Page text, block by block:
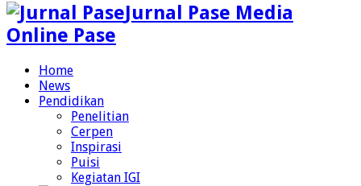
Jurnal Pase Media
Online Pase
Home
News
Pendidikan
Penelitian
Cerpen
Inspirasi
Puisi
Kegiatan IGI